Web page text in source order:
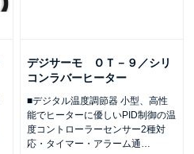
デジサーモ ＯＴ－９／シリ
コンラバーヒーター
■デジタル温度調節器 小型、高性
能でヒーターに優しいPID制御の温
度コントローラーセンサー2種対
応・タイマー・アラーム通…